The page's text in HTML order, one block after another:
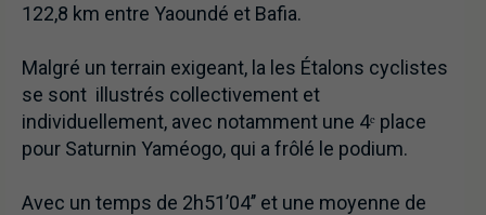
122,8 km entre Yaoundé et Bafia.
Malgré un terrain exigeant, la les Étalons cyclistes
se sont illustrés collectivement et
individuellement, avec notamment une 4ᵉ place
pour Saturnin Yaméogo, qui a frôlé le podium.
Avec un temps de 2h51’04’’ et une moyenne de